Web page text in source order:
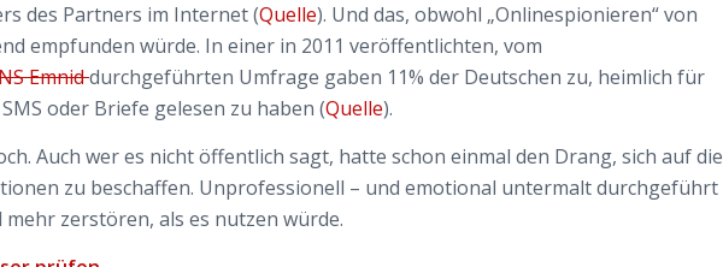
des Partners im Internet (Quelle). Und das, obwohl „Onlinespionieren“ von
empfunden würde. In einer in 2011 veröffentlichten, vom
Emniddurchgeführten Umfrage gaben 11% der Deutschen zu, heimlich für
oder Briefe gelesen zu haben (Quelle).
Auch wer es nicht öffentlich sagt, hatte schon einmal den Drang, sich auf die
zu beschaffen. Unprofessionell – und emotional untermalt durchgeführt
zerstören, als es nutzen würde.